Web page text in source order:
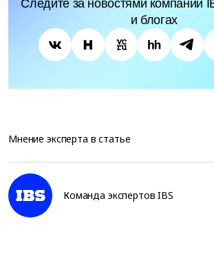
Следите за новостями компании
и блогах
Мнение эксперта в статье
Команда экспертов IBS